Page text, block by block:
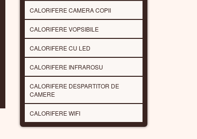
CALORIFERE CAMERA COPII
CALORIFERE VOPSIBILE
CALORIFERE CU LED
CALORIFERE INFRAROSU
CALORIFERE DESPARTITOR DE
CAMERE
CALORIFERE WIFI